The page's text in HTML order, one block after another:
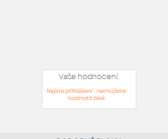
Vaše hodnocení:
Nejste přihlášeni - nemůžete
hodnotit blok